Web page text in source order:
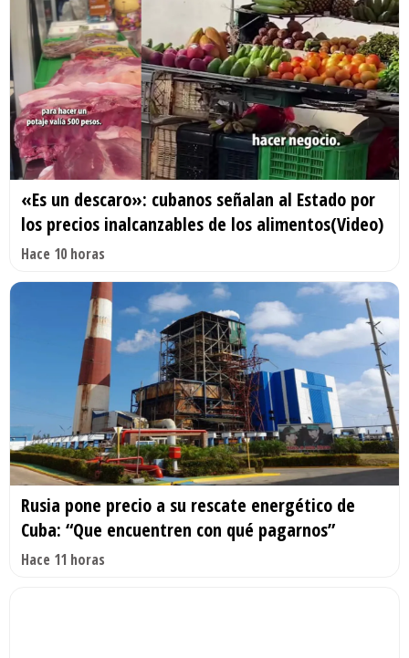
«Es un descaro»: cubanos señalan al Estado por
los precios inalcanzables de los alimentos(Video)
Hace 10 horas
Rusia pone precio a su rescate energético de
Cuba: “Que encuentren con qué pagarnos”
Hace 11 horas